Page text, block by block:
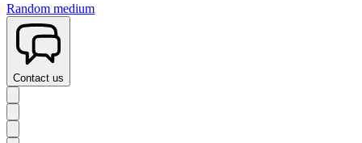
Random medium
Contact us